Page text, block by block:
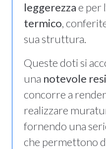
leggerezza e per
termico,
sua struttura.
Queste doti si
una notevole
concorre a
realizzare
fornendo una
che permettono